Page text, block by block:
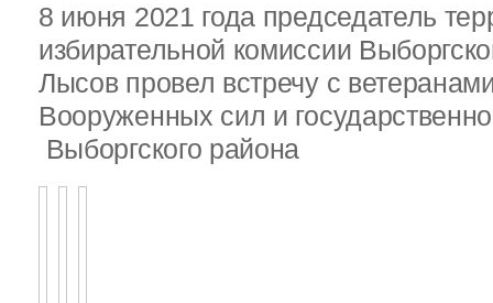
8 июня 2021 года председатель
избирательной комиссии
Лысов провел встречу с
Вооруженных сил и
Выборгского района